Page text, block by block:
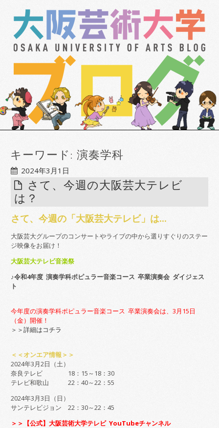
キーワード:演奏学科
2024年3月1日
さて、今週の大阪芸大テレビ
は？
さて、今週の「大阪芸大テレビ」は…
大阪芸大グループのコンサートやライブの中から選りすぐりのステー
ジ映像をお届け！
大阪芸大テレビ音楽祭
♪令和4年度 演奏学科ポピュラー音楽コース 卒業演奏会 ダイジェス
ト
今年度の演奏学科ポピュラー音楽コース 卒業演奏会は、3月15日
（金）開催！
＞＞詳細はコチラ
＜＜オンエア情報＞＞
2024年3月2日（土）
奈良テレビ 18：15～18：30
テレビ和歌山 22：40～22：55
2024年3月3日（日）
サンテレビジョン 22：30～22：45
＞＞【公式】大阪芸術大学テレビ YouTubeチャンネル